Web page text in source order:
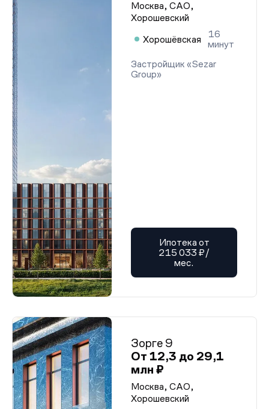
Москва, САО,
Хорошевский
Хорошёвская
16
минут
Застройщик «Sezar
Group»
Ипотека от
215 033 ₽/
мес.
Зорге 9
От 12,3 до 29,1
млн ₽
Москва, САО,
Хорошевский